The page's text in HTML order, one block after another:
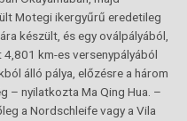
Motegi ikergyűrű eredetileg
készült, és egy oválpályából,
km-es versenypályából
álló pálya, előzésre a három
– nyilatkozta Ma Qing Hua. –
a Nordschleife vagy a Vila